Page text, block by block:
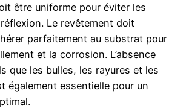
être uniforme pour éviter les
Le revêtement doit
parfaitement au substrat pour
et la corrosion. L’absence
que les bulles, les rayures et les
également essentielle pour un